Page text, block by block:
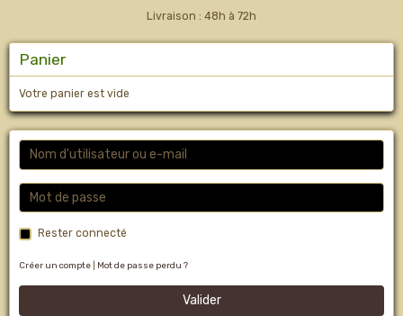
Livraison : 48h à 72h
Panier
Votre panier est vide
Rester connecté
Créer un compte Mot de passe perdu ?
Valider